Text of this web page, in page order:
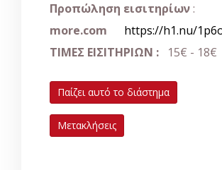
Προπώληση εισιτηρίων:
more.com
https://h1.nu/
ΤΙΜΕΣ ΕΙΣΙΤΗΡΙΩΝ :
15€ - 18€
Παίζει αυτό το διάστημα
Μετακλήσεις